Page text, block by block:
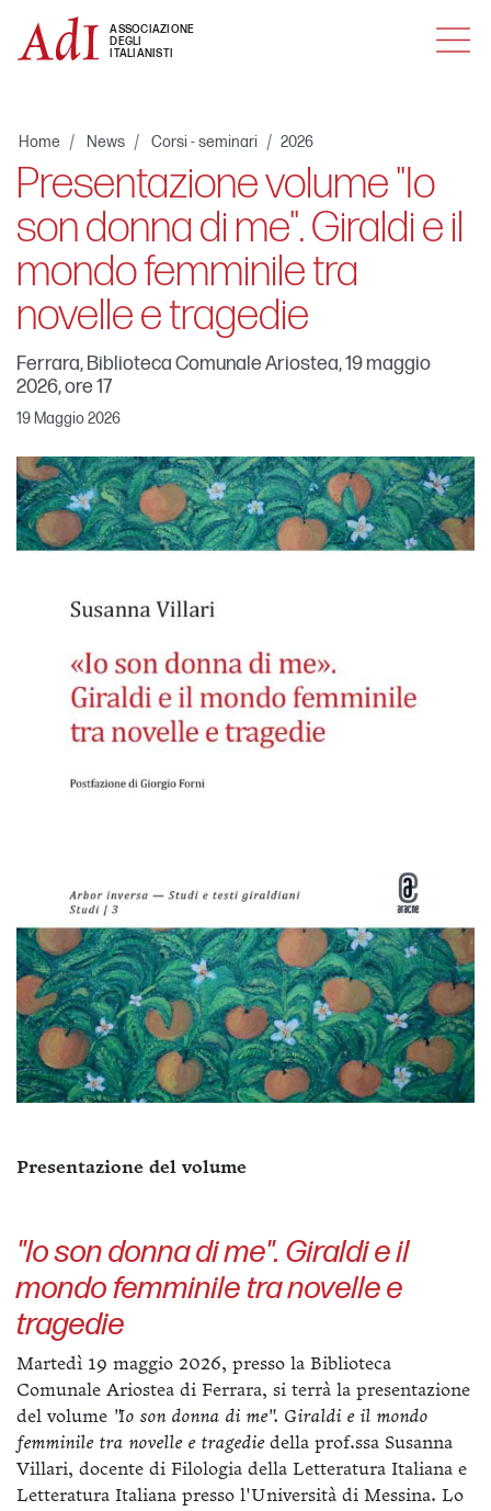
ASSOCIAZIONE
DEGLI
ITALIANISTI
MENU
Home News Corsi - seminari 2026
Presentazione volume "Io
son donna di me". Giraldi e il
mondo femminile tra
novelle e tragedie
Ferrara, Biblioteca Comunale Ariostea, 19 maggio
2026, ore 17
19 Maggio 2026
Presentazione del volume
"Io son donna di me". Giraldi e il
mondo femminile tra novelle e
tragedie
Martedì 19 maggio 2026, presso la Biblioteca
Comunale Ariostea di Ferrara, si terrà la presentazione
del volume "Io son donna di me". Giraldi e il mondo
femminile tra novelle e tragediedella prof.ssa Susanna
Villari, docente di Filologia della Letteratura Italiana e
Letteratura Italiana presso l'Università di Messina. Lo